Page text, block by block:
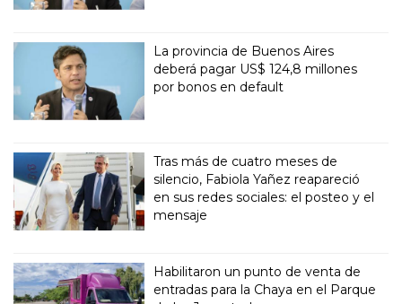
La provincia de Buenos Aires
deberá pagar US$ 124,8 millones
por bonos en default
Tras más de cuatro meses de
silencio, Fabiola Yañez reapareció
en sus redes sociales: el posteo y el
mensaje
Habilitaron un punto de venta de
entradas para la Chaya en el Parque